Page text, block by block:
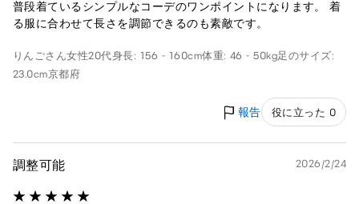
普段着ているシンプルなコーデのワンポイントになります。 着
る服に合わせて長さを調節できるのも素敵です。
りんごさん女性20代身長: 156 - 160cm体重: 46 - 50kg足のサイズ:
23.0cm京都府
報告 役に立った 0
調整可能 2026/2/24